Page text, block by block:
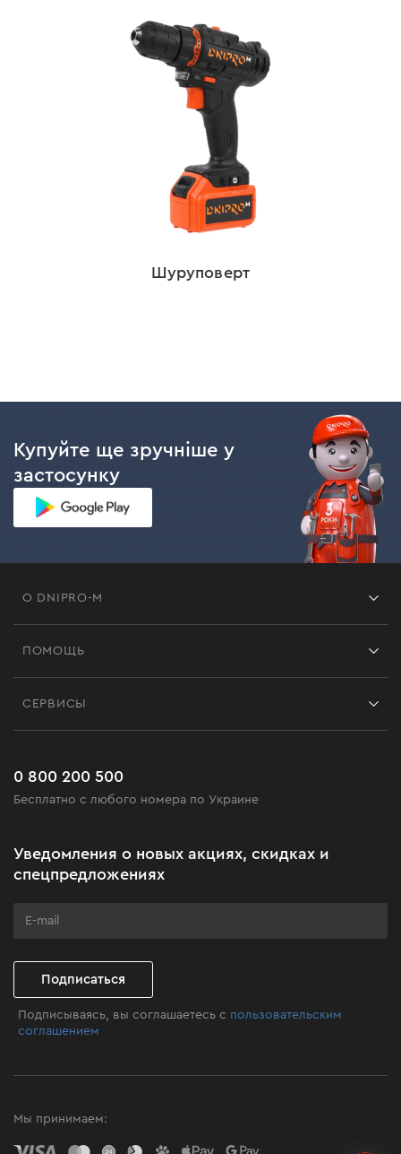
Шуруповерт
Купуйте ще зручніше у
застосунку
О DNIPRO-M
Черная пятница
Клуб мастерства
ПОМОЩЬ
Часто задаваемые вопросы
СЕРВИСЫ
0 800 200 500
Бесплатно с любого номера по Украине
Уведомления о новых акциях, скидках и
спецпредложениях
Подписаться
Подписываясь, вы соглашаетесь с пользовательским
соглашением
Мы принимаем: